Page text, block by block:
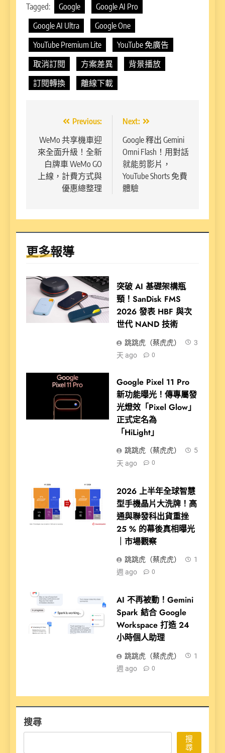
Tagged: Google
Google AI Pro
Google AI Ultra
Google One
YouTube Premium Lite
YouTube 免廣告
取消訂閱
方案差異
背景播放
訂閱轉換
離線下載
章
導
覽
Previous:
WeMo 共享機車迎
來全面升級！全新
白牌車 WeMo GO
上線，計費方式與
優惠總整理
Next:
Google 釋出 Gemini
Omni Flash！用對話
就能剪影片，
YouTube Shorts 免費
體驗
更多報導
突破 AI 基礎架構瓶
頸！SanDisk FMS
2026 發表 HBF 與次
世代 NAND 技術
跳跳虎（蔡虎虎）
3
天 ago
0
Google Pixel 11 Pro
新功能曝光！傳專屬發
光燈效「Pixel Glow」
正式定名為
「HiLight」
跳跳虎（蔡虎虎）
5
天 ago
0
2026 上半年全球智慧
型手機晶片大洗牌！高
通與聯發科出貨重挫
25 % 的幕後真相曝光
｜市場觀察
跳跳虎（蔡虎虎）
1
週 ago
0
AI 不再被動！Gemini
Spark 結合 Google
Workspace 打造 24
小時個人助理
跳跳虎（蔡虎虎）
1
週 ago
0
搜尋
搜
尋